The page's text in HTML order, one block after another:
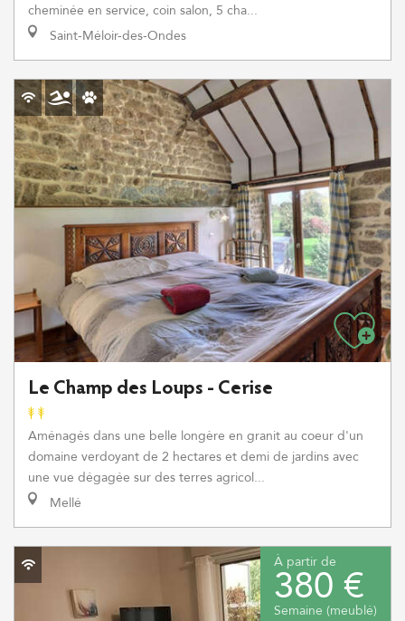
cheminée en service, coin salon, 5 cha...
Saint-Méloir-des-Ondes
Le Champ des Loups - Cerise
Aménagés dans une belle longère en granit au coeur d'un
domaine verdoyant de 2 hectares et demi de jardins avec
une vue dégagée sur des terres agricol...
Mellé
À partir de
380 €
Semaine (meublé)